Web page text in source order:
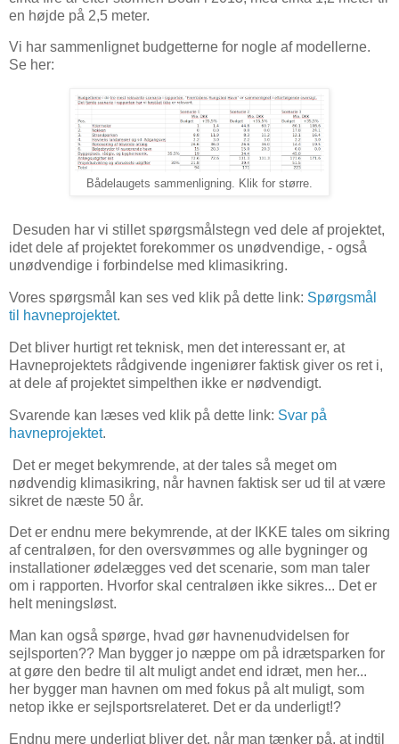
en højde på 2,5 meter.
Vi har sammenlignet budgetterne for nogle af modellerne.
Se her:
Bådelaugets sammenligning. Klik for større.
Desuden har vi stillet spørgsmålstegn ved dele af projektet,
idet dele af projektet forekommer os unødvendige, - også
unødvendige i forbindelse med klimasikring.
Vores spørgsmål kan ses ved klik på dette link: Spørgsmål
til havneprojektet.
Det bliver hurtigt ret teknisk, men det interessant er, at
Havneprojektets rådgivende ingeniører faktisk giver os ret i,
at dele af projektet simpelthen ikke er nødvendigt.
Svarende kan læses ved klik på dette link: Svar på
havneprojektet.
Det er meget bekymrende, at der tales så meget om
nødvendig klimasikring, når havnen faktisk ser ud til at være
sikret de næste 50 år.
Det er endnu mere bekymrende, at der IKKE tales om sikring
af centraløen, for den oversvømmes og alle bygninger og
installationer ødelægges ved det scenarie, som man taler
om i rapporten. Hvorfor skal centraløen ikke sikres... Det er
helt meningsløst.
Man kan også spørge, hvad gør havnenudvidelsen for
sejlsporten?? Man bygger jo næppe om på idrætsparken for
at gøre den bedre til alt muligt andet end idræt, men her...
her bygger man havnen om med fokus på alt muligt, som
netop ikke er sejlsportsrelateret. Det er da underligt!?
Endnu mere underligt bliver det, når man tænker på, at indtil